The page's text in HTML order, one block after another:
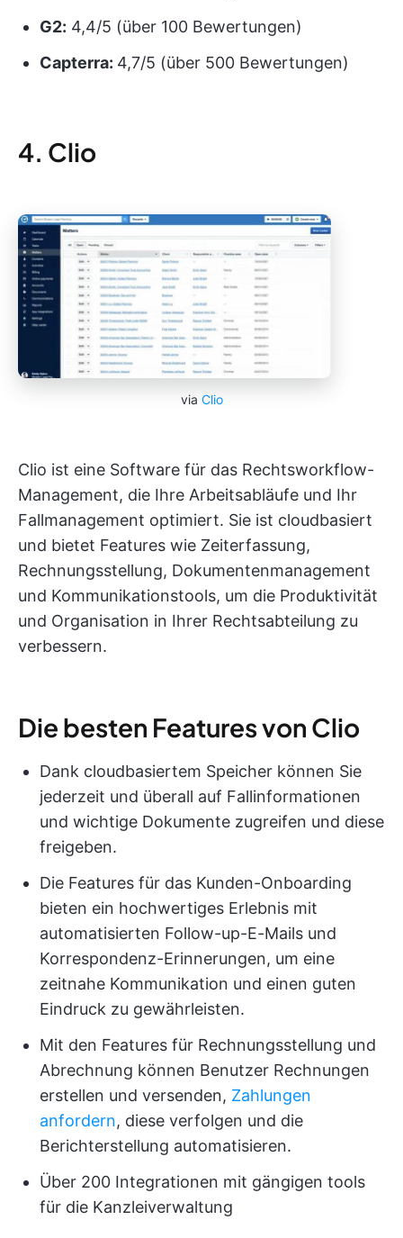
G2: 4,4/5 (über 100 Bewertungen)
Capterra: 4,7/5 (über 500 Bewertungen)
4. Clio
via Clio
Clio ist eine Software für das Rechtsworkflow-
Management, die Ihre Arbeitsabläufe und Ihr
Fallmanagement optimiert. Sie ist cloudbasiert
und bietet Features wie Zeiterfassung,
Rechnungsstellung, Dokumentenmanagement
und Kommunikationstools, um die Produktivität
und Organisation in Ihrer Rechtsabteilung zu
verbessern.
Die besten Features von Clio
Dank cloudbasiertem Speicher können Sie
jederzeit und überall auf Fallinformationen
und wichtige Dokumente zugreifen und diese
freigeben.
Die Features für das Kunden-Onboarding
bieten ein hochwertiges Erlebnis mit
automatisierten Follow-up-E-Mails und
Korrespondenz-Erinnerungen, um eine
zeitnahe Kommunikation und einen guten
Eindruck zu gewährleisten.
Mit den Features für Rechnungsstellung und
Abrechnung können Benutzer Rechnungen
erstellen und versenden, Zahlungen
anfordern, diese verfolgen und die
Berichterstellung automatisieren.
Über 200 Integrationen mit gängigen tools
für die Kanzleiverwaltung